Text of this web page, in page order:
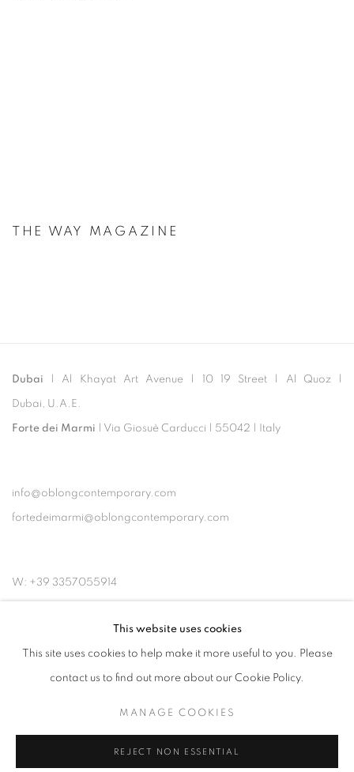
THE WAY MAGAZINE
Dubai | Al Khayat Art Avenue 10 19 Street Al Quoz
Dubai, U.A.E.
Forte dei Marmi | Via Giosuè Carducci | 55042 | Italy
info@oblongcontemporary.com
fortedeimarmi@oblongcontemporary.com
W: +39 3357055914
COPYRIGHT © 2023 OBLONG CONTEMPORARY GALLERY
This website uses cookies
This site uses cookies to help make it more useful to you. Please
contact us to find out more about our Cookie Policy.
MANAGE COOKIES
REJECT NON ESSENTIAL